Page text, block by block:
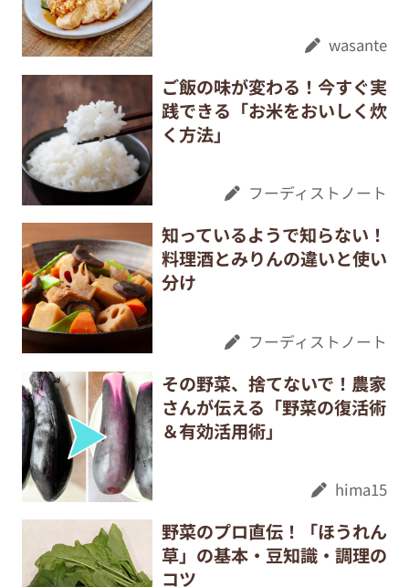
wasante
ご飯の味が変わる！今すぐ実
践できる「お米をおいしく炊
く方法」
フーディストノート
知っているようで知らない！
料理酒とみりんの違いと使い
分け
フーディストノート
その野菜、捨てないで！農家
さんが伝える「野菜の復活術
＆有効活用術」
hima15
野菜のプロ直伝！「ほうれん
草」の基本・豆知識・調理の
コツ